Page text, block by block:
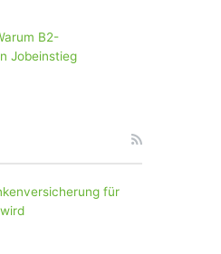
B2-
Jobeinstieg
für